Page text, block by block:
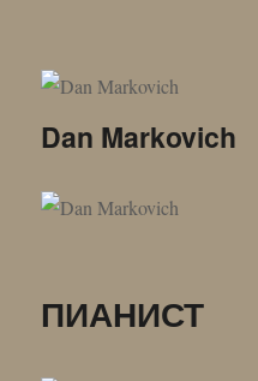
Dan Markovich
ПИАНИСТ